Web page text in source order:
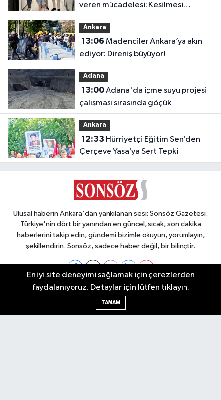
veren mücadelesi: Kesilmesi
önerilen bacağı kurtarıldı
Ankara
13:06
ediyor: Direniş büyüyor!
Adana
13:00Adana'da içme suyu projesi
çalışması sırasında göçük
Ankara
12:33
Çerçeve Yasa’ya Sert Tepki
Ulusal haberin Ankara'dan yankılanan sesi: Sonsöz Gazetesi.
Türkiye'nin dört bir yanından en güncel, sıcak, son dakika
haberlerini takip edin, gündemi bizimle okuyun, yorumlayın,
şekillendirin. Sonsöz, sadece haber değil, bir bilinçtir.
Ankara Nöbetçi Eczaneler
En iyi site deneyimi sağlamak için çerezlerden
faydalanıyoruz. Detaylar için lütfen tıklayın.
TAMAM